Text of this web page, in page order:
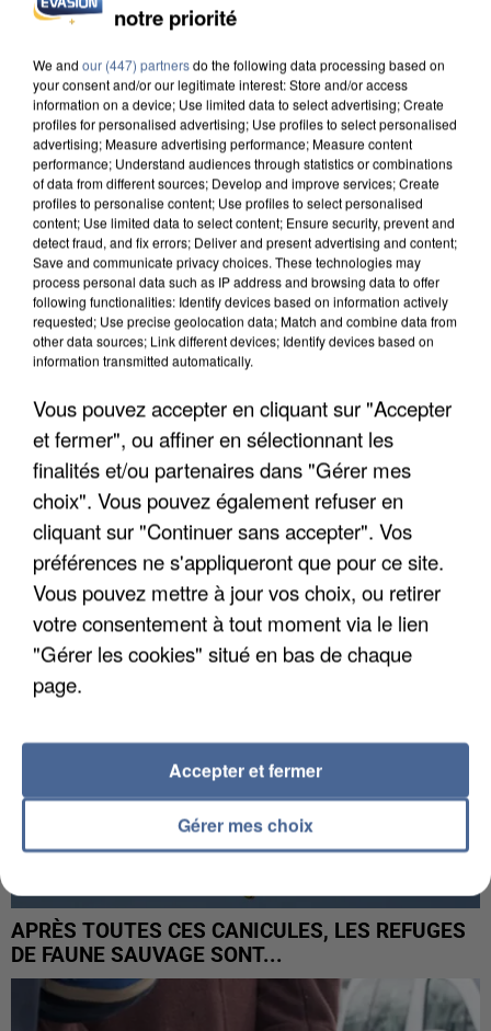
IL TUE SON FILS ET ENVOIE DES PHOTOS À SON
EX-COMPAGNE À NICE
INCENDIES : L’ÎLE-DE-FRANCE LANCE UN ÉLAN
DE SOLIDARITÉ AVEC LES...
APRÈS TOUTES CES CANICULES, LES REFUGES
DE FAUNE SAUVAGE SONT...
notre priorité
We and our (447) partnersdo the following data processing based on
your consent and/or our legitimate interest: Store and/or access
information on a device; Use limited data to select advertising; Create
profiles for personalised advertising; Use profiles to select personalised
advertising; Measure advertising performance; Measure content
performance; Understand audiences through statistics or combinations
of data from different sources; Develop and improve services; Create
profiles to personalise content; Use profiles to select personalised
content; Use limited data to select content; Ensure security, prevent and
detect fraud, and fix errors; Deliver and present advertising and content;
Save and communicate privacy choices. These technologies may
process personal data such as IP address and browsing data to offer
following functionalities: Identify devices based on information actively
requested; Use precise geolocation data; Match and combine data from
other data sources; Link different devices; Identify devices based on
information transmitted automatically.
Vous pouvez accepter en cliquant sur "Accepter
et fermer", ou affiner en sélectionnant les
finalités et/ou partenaires dans "Gérer mes
choix". Vous pouvez également refuser en
cliquant sur "Continuer sans accepter". Vos
préférences ne s'appliqueront que pour ce site.
Vous pouvez mettre à jour vos choix, ou retirer
votre consentement à tout moment via le lien
"Gérer les cookies" situé en bas de chaque
page.
Gérer mes choix
Accepter et fermer